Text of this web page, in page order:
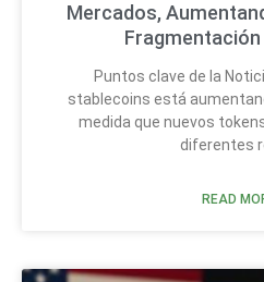
Mercados,
Fragmentación
Puntos clave de la
stablecoins está
medida que nuevos
diferentes
READ